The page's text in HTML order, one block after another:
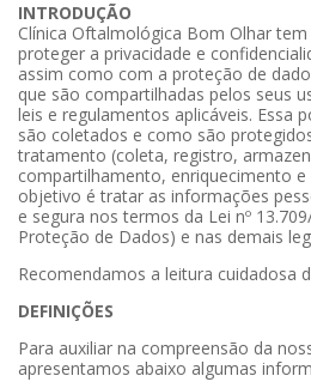
INTRODUÇÃO
Clínica Oftalmológica Bom Olhar
proteger a privacidade e
assim como com a proteção de
que são compartilhadas pelos seus
leis e regulamentos aplicáveis. Essa
são coletados e como são
tratamento (coleta, registro,
compartilhamento, enriquecimento
objetivo é tratar as informações
e segura nos termos da Lei nº
Proteção de Dados) e nas demais
Recomendamos a leitura cuidadosa
DEFINIÇÕES
Para auxiliar na compreensão da
apresentamos abaixo algumas